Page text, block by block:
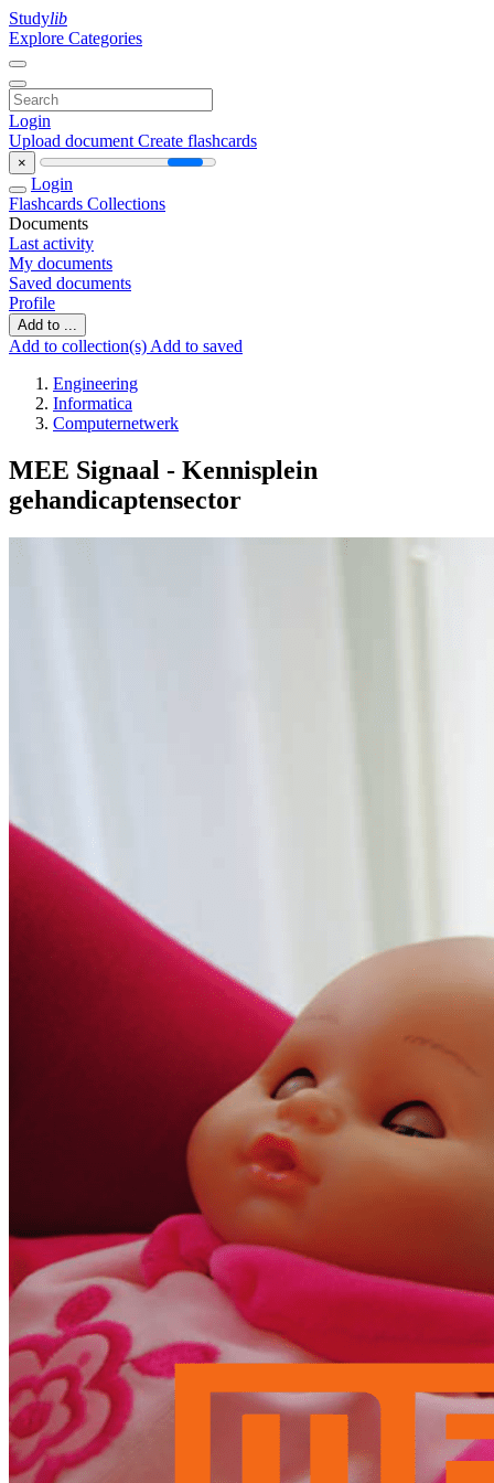
Studylib
Explore Categories
Login
Upload document Create flashcards
×
Login
Flashcards Collections
Documents
Last activity
My documents
Saved documents
Profile
Add to ...
Add to collection(s) Add to saved
Engineering
Informatica
Computernetwerk
MEE Signaal - Kennisplein
gehandicaptensector